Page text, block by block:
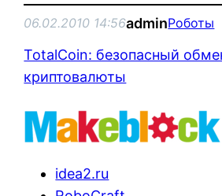
06.02.2010 14:56adminРоботы
TotalCoin: безопасный
криптовалюты
idea2.ru